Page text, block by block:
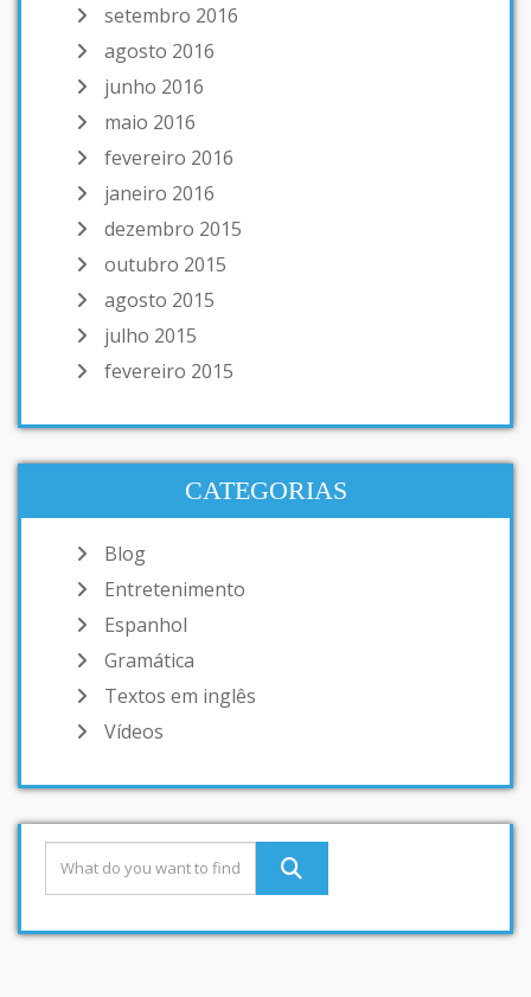
setembro 2016
agosto 2016
junho 2016
maio 2016
fevereiro 2016
janeiro 2016
dezembro 2015
outubro 2015
agosto 2015
julho 2015
fevereiro 2015
CATEGORIAS
Blog
Entretenimento
Espanhol
Gramática
Textos em inglês
Vídeos